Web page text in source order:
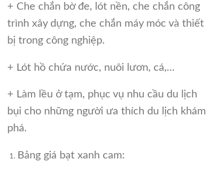
+ Che chắn bờ đe, lót nền, che chắn công
trình xây dựng, che chắn máy móc và thiết
bị trong công nghiệp.
+ Lót hồ chứa nước, nuôi lươn, cá,…
+ Làm lều ở tạm, phục vụ nhu cầu du lịch
bụi cho những người ưa thích du lịch khám
phá.
Bảng giá bạt xanh cam: